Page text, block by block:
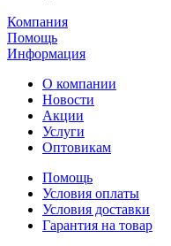
Компания
Помощь
Информация
О компании
Новости
Акции
Услуги
Оптовикам
Помощь
Условия оплаты
Условия доставки
Гарантия на товар